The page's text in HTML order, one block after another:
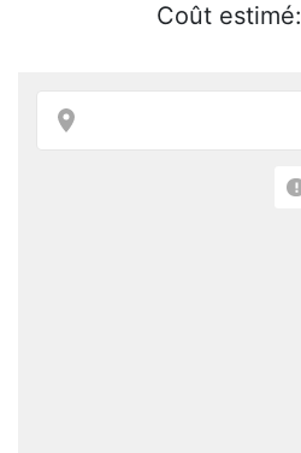
Coût estimé: